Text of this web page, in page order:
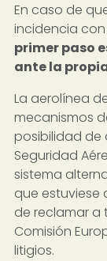
En caso de
incidencia
primer paso
ante la
La aerolínea
mecanismos
posibilidad de
Seguridad
sistema
que estuviese
de reclamar a
Comisión
litigios.